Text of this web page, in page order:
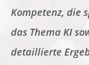
Kompetenz, die
das Thema KI
detaillierte